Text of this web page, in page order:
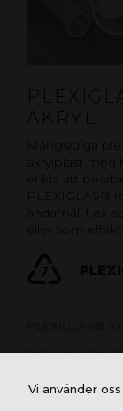
Vi använder
AKRYL
Mångsidiga
akrylplast
enkla att
PLEXIGLAS®
ändamål, t.ex
eller som
PLEXIGLAS®